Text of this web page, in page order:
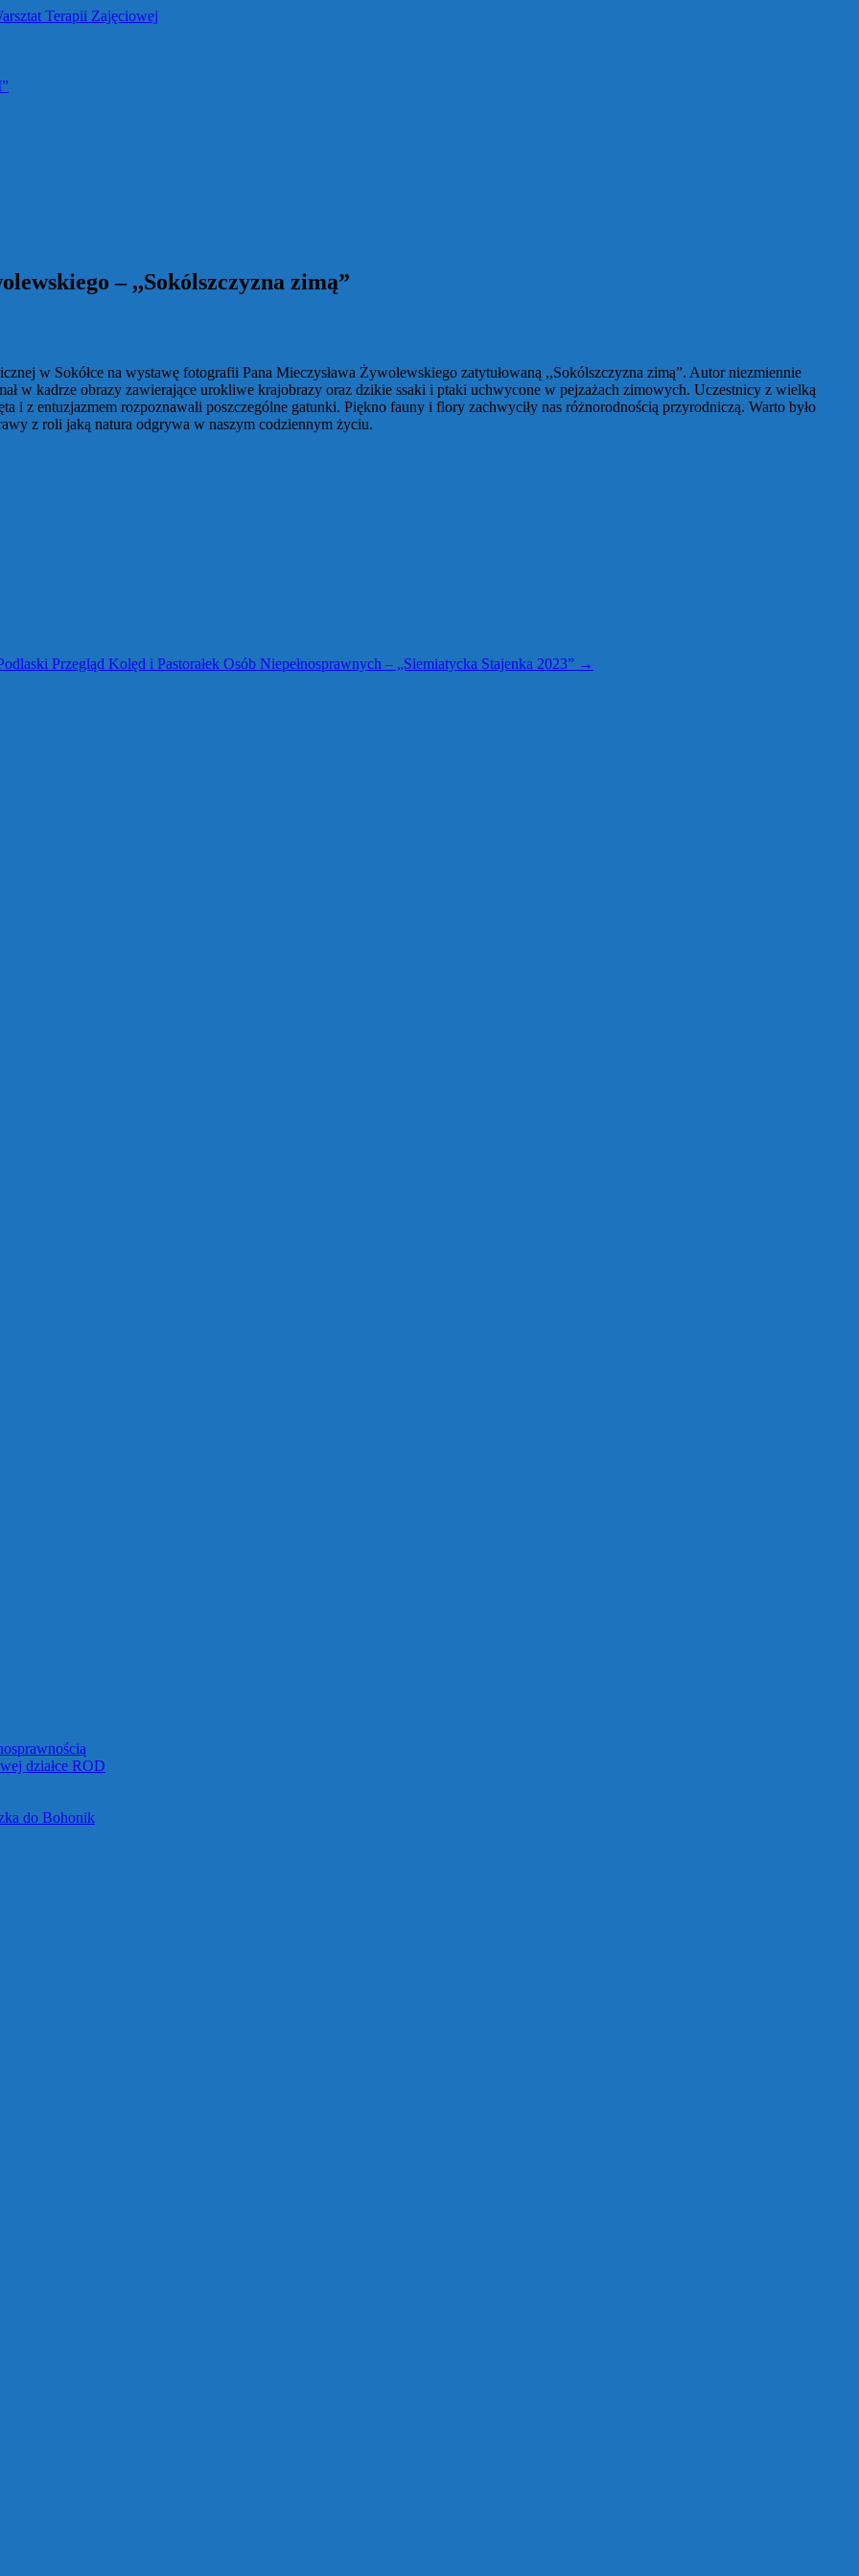
– ,,Sokólszczyzna zimąˮ
w Sokółce na wystawę fotografii Pana Mieczysława Żywolewskiego zatytułowaną ,,Sokólszczyzna zimąˮ. Autor niezmiennie
w kadrze obrazy zawierające urokliwe krajobrazy oraz dzikie ssaki i ptaki uchwycone w pejzażach zimowych. Uczestnicy z wielką
i z entuzjazmem rozpoznawali poszczególne gatunki. Piękno fauny i flory zachwyciły nas różnorodnością przyrodniczą. Warto było
z roli jaką natura odgrywa w naszym codziennym życiu.
Przegląd Kolęd i Pastorałek Osób Niepełnosprawnych – „Siemiatycka Stajenka 2023” →
działce ROD
do Bohonik